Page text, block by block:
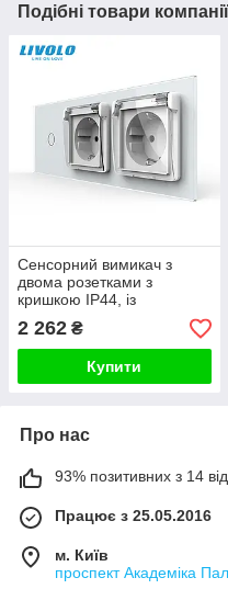
Подібні товари компанії
Сенсорний вимикач з
двома розетками з
кришкою IP44, із
заземленням і шторками
LIVOLO 16А 230В білий
скло
2 262 ₴
Купити
Про нас
93% позитивних з 14
Працює з 25.05.2016
м. Київ
проспект Академіка